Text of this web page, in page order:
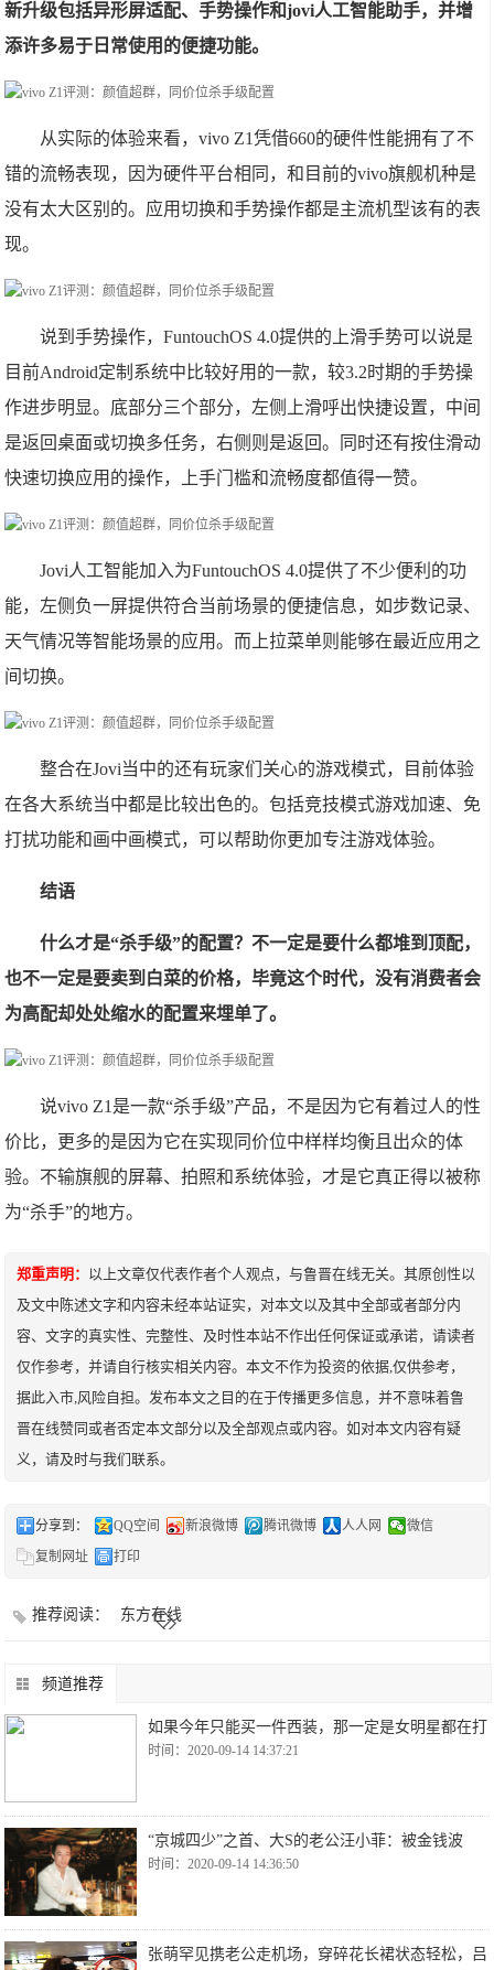
新升级包括异形屏适配、手势操作和jovi人工智能助手，并增
添许多易于日常使用的便捷功能。
从实际的体验来看，vivo Z1凭借660的硬件性能拥有了不
错的流畅表现，因为硬件平台相同，和目前的vivo旗舰机种是
没有太大区别的。应用切换和手势操作都是主流机型该有的表
现。
说到手势操作，FuntouchOS 4.0提供的上滑手势可以说是
目前Android定制系统中比较好用的一款，较3.2时期的手势操
作进步明显。底部分三个部分，左侧上滑呼出快捷设置，中间
是返回桌面或切换多任务，右侧则是返回。同时还有按住滑动
快速切换应用的操作，上手门槛和流畅度都值得一赞。
Jovi人工智能加入为FuntouchOS 4.0提供了不少便利的功
能，左侧负一屏提供符合当前场景的便捷信息，如步数记录、
天气情况等智能场景的应用。而上拉菜单则能够在最近应用之
间切换。
整合在Jovi当中的还有玩家们关心的游戏模式，目前体验
在各大系统当中都是比较出色的。包括竞技模式游戏加速、免
打扰功能和画中画模式，可以帮助你更加专注游戏体验。
结语
什么才是“杀手级”的配置？不一定是要什么都堆到顶配，
也不一定是要卖到白菜的价格，毕竟这个时代，没有消费者会
为高配却处处缩水的配置来埋单了。
说vivo Z1是一款“杀手级”产品，不是因为它有着过人的性
价比，更多的是因为它在实现同价位中样样均衡且出众的体
验。不输旗舰的屏幕、拍照和系统体验，才是它真正得以被称
为“杀手”的地方。
郑重声明： 以上文章仅代表作者个人观点，与鲁晋在线无关。其原创性以
及文中陈述文字和内容未经本站证实，对本文以及其中全部或者部分内
容、文字的真实性、完整性、及时性本站不作出任何保证或承诺，请读者
仅作参考，并请自行核实相关内容。本文不作为投资的依据,仅供参考，
据此入市,风险自担。发布本文之目的在于传播更多信息，并不意味着鲁
晋在线赞同或者否定本文部分以及全部观点或内容。如对本文内容有疑
义，请及时与我们联系。
分享到： QQ空间 新浪微博 腾讯微博 人人网
微信
复制网址
打印
推荐阅读： 东方在线
频道推荐
如果今年只能买一件西装，那一定是女明星都在打
时间：2020-09-14 14:37:21
“京城四少”之首、大S的老公汪小菲：被金钱波
时间：2020-09-14 14:36:50
张萌罕见携老公走机场，穿碎花长裙状态轻松，吕